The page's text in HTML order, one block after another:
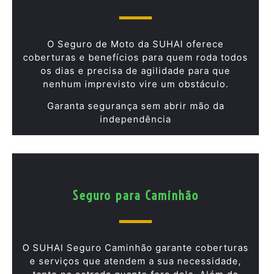
O Seguro de Moto da SUHAI oferece
coberturas e benefícios para quem roda todos
os dias e precisa de agilidade para que
nenhum imprevisto vire um obstáculo.
Garanta segurança sem abrir mão da
independência
Seguro para Caminhão
O SUHAI Seguro Caminhão garante coberturas
e serviços que atendem a sua necessidade,